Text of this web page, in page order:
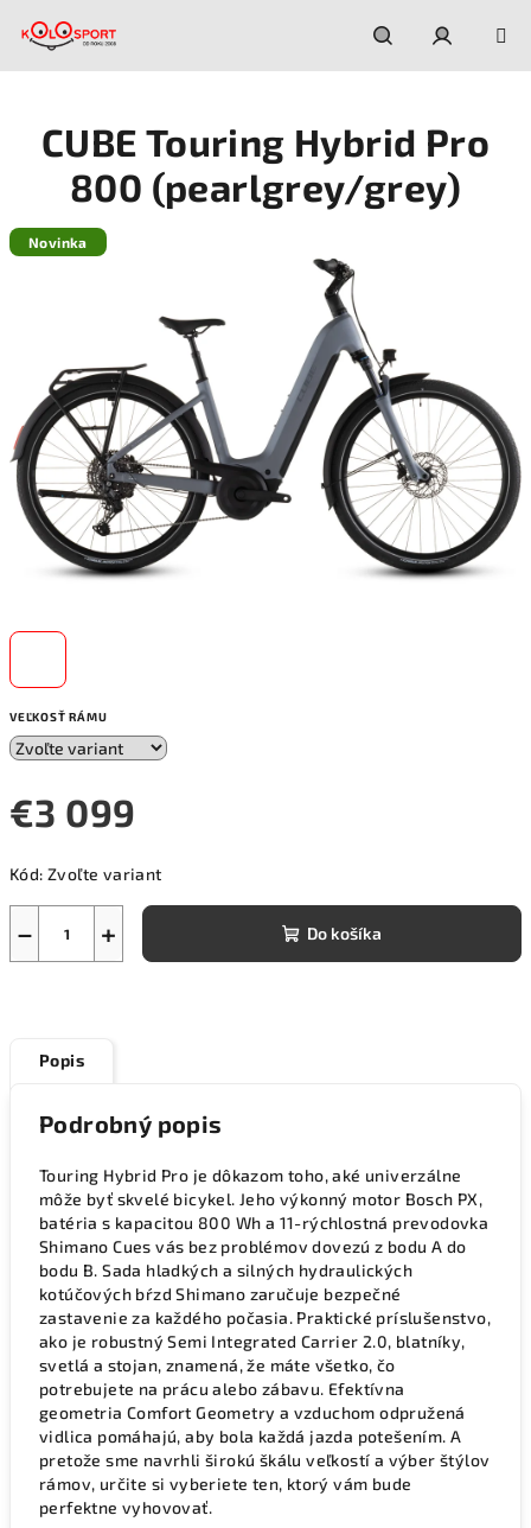
Hľadať
VEĽKOSŤ RÁMU
€3 099
cena:
Kód: Zvoľte variant
+
− Do košíka
CUBE Touring Hybrid Pro
800 (pearlgrey/grey)
Novinka
Popis
Podrobný popis
Touring Hybrid Pro je dôkazom toho, aké univerzálne
môže byť skvelé bicykel. Jeho výkonný motor Bosch PX,
batéria s kapacitou 800 Wh a 11-rýchlostná prevodovka
Shimano Cues vás bez problémov dovezú z bodu A do
bodu B. Sada hladkých a silných hydraulických
kotúčových bŕzd Shimano zaručuje bezpečné
zastavenie za každého počasia. Praktické príslušenstvo,
ako je robustný Semi Integrated Carrier 2.0, blatníky,
svetlá a stojan, znamená, že máte všetko, čo
potrebujete na prácu alebo zábavu. Efektívna
geometria Comfort Geometry a vzduchom odpružená
vidlica pomáhajú, aby bola každá jazda potešením. A
pretože sme navrhli širokú škálu veľkostí a výber štýlov
rámov, určite si vyberiete ten, ktorý vám bude
perfektne vyhovovať.